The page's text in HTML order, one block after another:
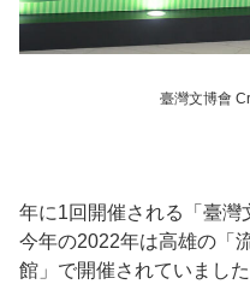
臺灣文博會
年に1回開催される「臺灣
今年の2022年は高雄の「
館」で開催されていました